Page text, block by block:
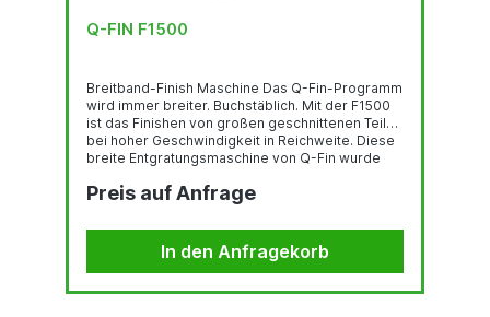
Q-FIN F1500
Breitband-Finish Maschine Das Q-Fin-Programm
wird immer breiter. Buchstäblich. Mit der F1500
ist das Finishen von großen geschnittenen Teilen
bei hoher Geschwindigkeit in Reichweite. Diese
breite Entgratungsmaschine von Q-Fin wurde
Breite von 1500 mm zu bearbeiten. Die F1500 hat
eine Vakuum- oder Magnetunterstützung und ist
sehr vielseitig. Die F1500 wurde von Q-Fin
entwickelt, um flache Blechteile bis zu einer
Breite von 1500 mm zu bearbeiten.
Preis auf Anfrage
In den Anfragekorb